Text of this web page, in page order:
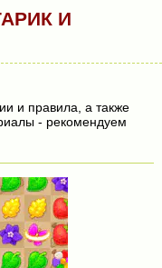
И
и правила, а также
- рекомендуем